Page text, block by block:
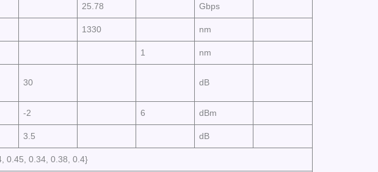
25.78 Gbps
1330 nm
1 nm
30 dB
-2 6 dBm
3.5 dB
0.45, 0.34, 0.38, 0.4}